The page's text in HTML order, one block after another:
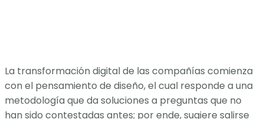
La transformación digital de las compañías comienza
con el pensamiento de diseño, el cual responde a una
metodología que da soluciones a preguntas que no
han sido contestadas antes; por ende, sugiere salirse